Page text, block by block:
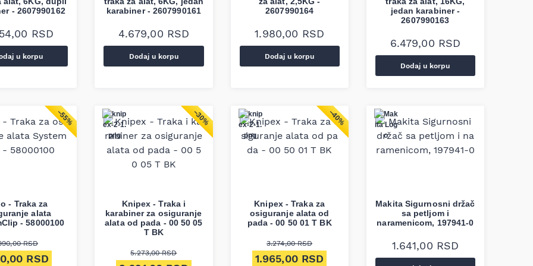
- 2607990162
RSD
u korpu
karabiner - 2607990161
4.679,00 RSD
Dodaj u korpu
2607990164
1.980,00 RSD
Dodaj u korpu
jedan karabiner -
2607990163
6.479,00 RSD
Dodaj u korpu
−55%
- Traka za
alata
- 58000100
RSD
cena je bila: 990,00 RSD.
RSD Trenutna cena je: 450,00 RSD.
−30%
Knipex - Traka i
karabiner za osiguranje
alata od pada - 00 50 05
T BK
5.273,00RSD
−40%
Knipex - Traka za
osiguranje alata od
pada - 00 50 01 T BK
3.274,00RSD
Originalna cena je bila: 3.274,00 RSD.
1.965,00 RSD Trenutna cena je: 1.965,00 RSD.
Makita Sigurnosni držač
sa petljom i
naramenicom, 197941-0
1.641,00 RSD